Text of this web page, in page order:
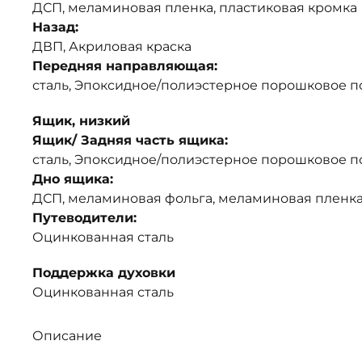
ДСП, меламиновая пленка, пластиковая кромка
Назад:
ДВП, Акриловая краска
Передняя направляющая:
сталь, Эпоксидное/полиэстерное порошковое
Ящик, низкий
Ящик/ Задняя часть ящика:
сталь, Эпоксидное/полиэстерное порошковое
Дно ящика:
ДСП, меламиновая фольга, меламиновая пленка
Путеводители:
Оцинкованная сталь
Поддержка духовки
Оцинкованная сталь
Описание